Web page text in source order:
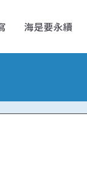
海是要永續